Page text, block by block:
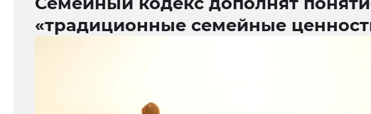
«традиционные семейные